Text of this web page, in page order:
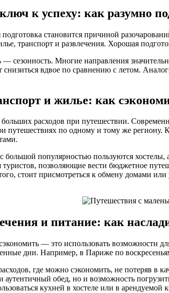
к успеху: как разумно
становится причиной
транспорт и развлечения. Хорошая
— сезонность. Многие направления
снизиться вдвое по сравнению с летом.
и жилье: как
расходов при путешествии.
путешествиях по одному и тому же
большой популярностью пользуются
позволяющие вести бюджетное
стоит присмотреться к обмену домами
и питание: как
— это использовать возможности
дни. Например, в Париже по
где можно сэкономить, не потеряв в
аутентичный обед, но и возможность
кухней в хостеле или в арендуемой